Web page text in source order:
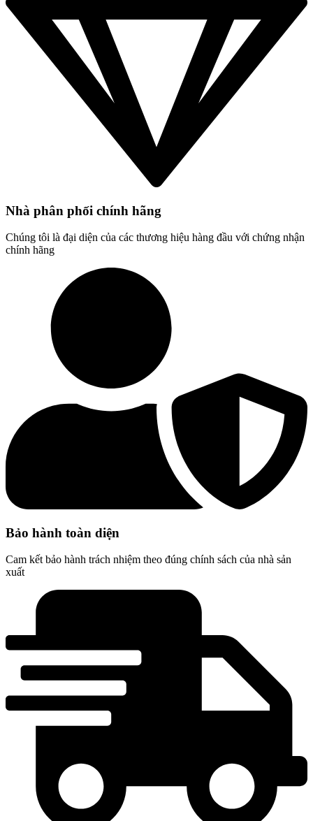
Nhà phân phối chính hãng
Chúng tôi là đại diện của các thương hiệu hàng đầu với chứng nhận
chính hãng
Bảo hành toàn diện
Cam kết bảo hành trách nhiệm theo đúng chính sách của nhà sản
xuất